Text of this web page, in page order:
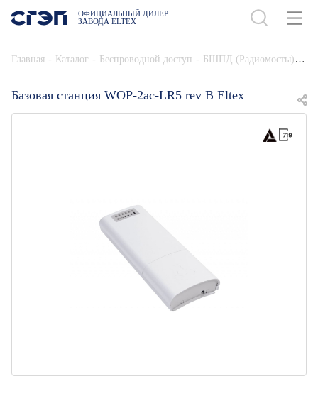
ОФИЦИАЛЬНЫЙ ДИЛЕР
ЗАВОДА ELTEX
Главная - Каталог - Беспроводной доступ - БШПД (Радиомосты)
Базовая станция WOP-2ac-LR5 rev B Eltex